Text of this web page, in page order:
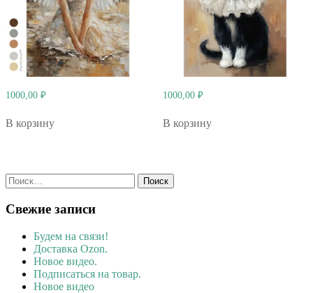
1000,00 ₽
В корзину
1000,00 ₽
В корзину
Найти:
Свежие записи
Будем на связи!
Доставка Ozon.
Новое видео.
Подписаться на товар.
Новое видео